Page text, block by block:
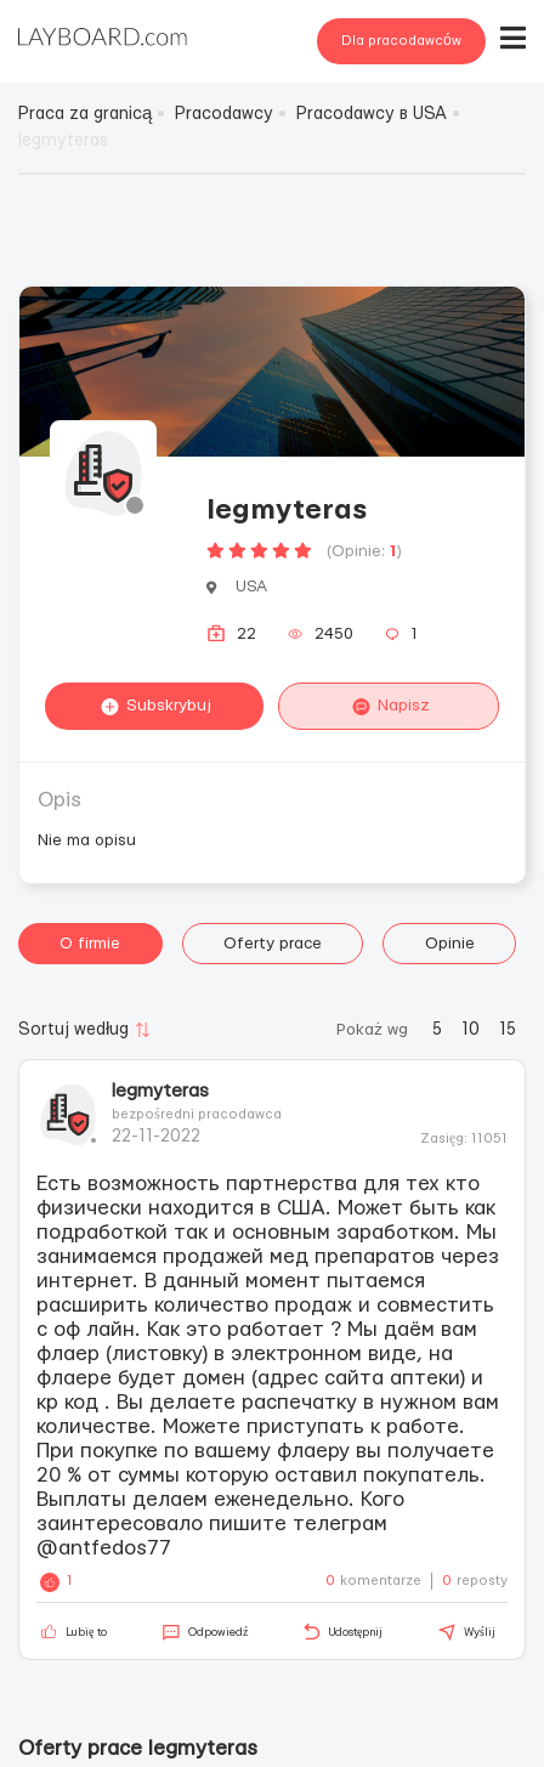
Dla pracodawców
Praca za granicą Pracodawcy
Pracodawcy в USA
legmyteras
(Opinie: 1 )
USA
22 2450 1
Subskrybuj Napisz
Opis
Nie ma opisu
O firmie Oferty prace Opinie
Sortuj według Pokaż wg 5 10 15
legmyteras
bezpośredni pracodawca
22-11-2022 Zasięg: 11051
Есть возможность партнерства для тех кто
физически находится в США. Может быть как
подработкой так и основным заработком. Мы
занимаемся продажей мед препаратов через
интернет. В данный момент пытаемся
расширить количество продаж и совместить
с оф лайн. Как это работает ? Мы даём вам
флаер (листовку) в электронном виде, на
флаере будет домен (адрес сайта аптеки) и
кр код . Вы делаете распечатку в нужном вам
количестве. Можете приступать к работе.
При покупке по вашему флаеру вы получаете
20 % от суммы которую оставил покупатель.
Выплаты делаем еженедельно. Кого
заинтересовало пишите телеграм
@antfedos77
1 0 komentarze 0 reposty
Lubię to Odpowiedź Udostępnij Wyślij
Oferty prace legmyteras